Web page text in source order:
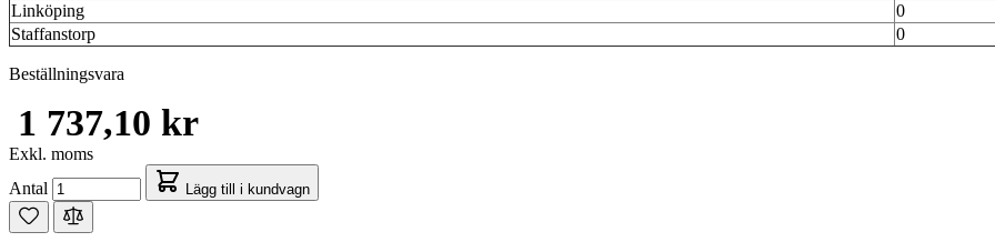
Linköping
0
Staffanstorp
0
Beställningsvara
1 737,10 kr
Exkl. moms
Antal
Lägg till i kundvagn